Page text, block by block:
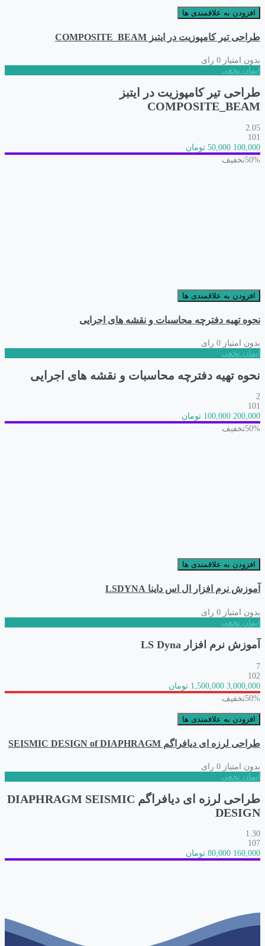
افزودن به علاقمندی ها
طراحی تیر کامپوزیت در ایتبز COMPOSITE_BEAM
بدون امتیاز 0 رای
ایمان نخعی
طراحی تیر کامپوزیت در ایتبز
COMPOSITE_BEAM
2.05
101
100,000 50,000 تومان
50%تخفیف
افزودن به علاقمندی ها
نحوه تهیه دفترچه محاسبات و نقشه های اجرایی
بدون امتیاز 0 رای
ایمان نخعی
نحوه تهیه دفترچه محاسبات و نقشه های اجرایی
2
101
200,000 100,000 تومان
50%تخفیف
افزودن به علاقمندی ها
آموزش نرم افزار ال اس داینا LSDYNA
بدون امتیاز 0 رای
ایمان نخعی
آموزش نرم افزار LS Dyna
7
102
3,000,000 1,500,000 تومان
50%تخفیف
افزودن به علاقمندی ها
طراحی لرزه ای دیافراگم SEISMIC DESIGN of DIAPHRAGM
بدون امتیاز 0 رای
ایمان نخعی
طراحی لرزه ای دیافراگم DIAPHRAGM SEISMIC
DESIGN
1.30
107
160,000 80,000 تومان